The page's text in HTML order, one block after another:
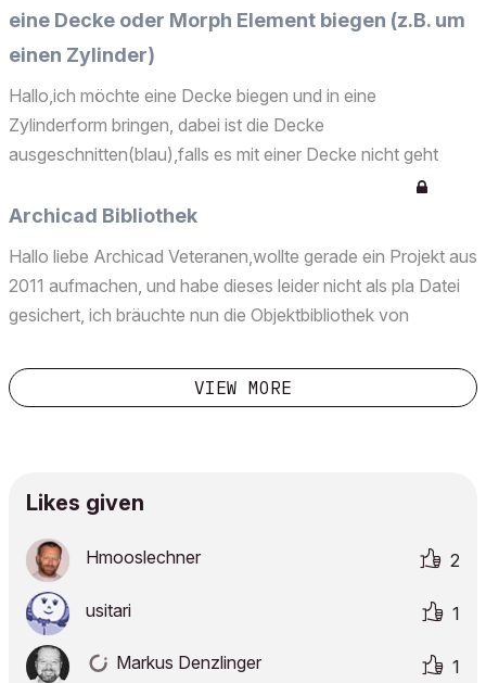
eine Decke oder Morph Element biegen (z.B. um
einen Zylinder)
Hallo,ich möchte eine Decke biegen und in eine
Zylinderform bringen, dabei ist die Decke
ausgeschnitten(blau),falls es mit einer Decke nicht geht
könnte man es einfach mit einem Morph Element schaffen?
dass diese um den Zylinder gewickelt wird?oder gäbe es
Archicad Bibliothek
Hallo liebe Archicad Veteranen,wollte gerade ein Projekt aus
2011 aufmachen, und habe dieses leider nicht als pla Datei
gesichert, ich bräuchte nun die Objektbibliothek von
VIEW MORE
Likes given
Hmooslechner 2
usitari 1
Markus Denzlinger 1